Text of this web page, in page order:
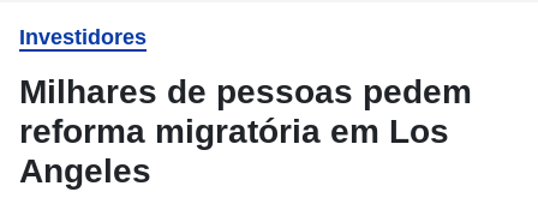
Investidores
Milhares de pessoas pedem
reforma migratória em Los
Angeles